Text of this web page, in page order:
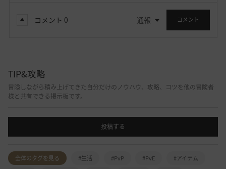
コメント 0 通報 コメント
TIP&攻略
冒険しながら積み上げてきた自分だけのノウハウ、攻略、コツを他の冒険者
様と共有できる掲示板です。
投稿する
全体のタグを見る #生活 #PvP #PvE
#アイテム